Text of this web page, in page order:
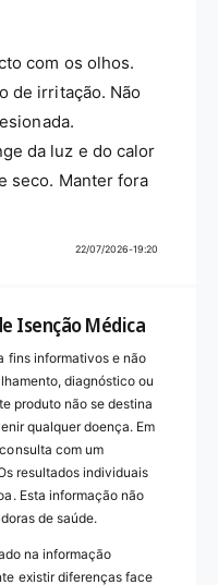
com os olhos.
de irritação. Não
da luz e do calor
seco. Manter fora
22/07/2026-19:20
Isenção Médica
fins informativos e não
diagnóstico ou
produto não se destina
qualquer doença. Em
com um
resultados individuais
Esta informação não
de saúde.
na informação
existir diferenças face